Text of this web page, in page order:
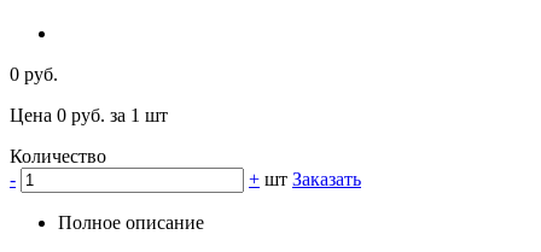
0 руб.
Цена 0 руб. за 1 шт
Количество
-
+ шт Заказать
Полное описание